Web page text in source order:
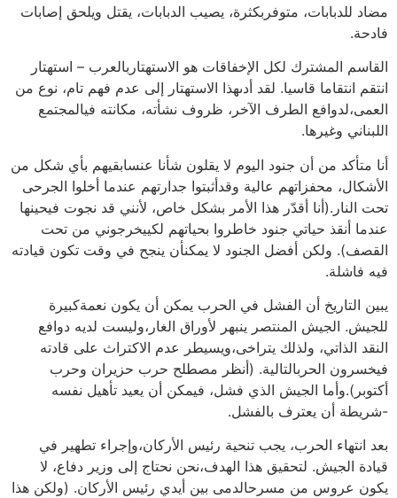
مضاد للدبابات، متوفربكثرة، يصيب الدبابات، يقتل ويلحق إصابات
فادحة.
القاسم المشترك لكل الإخفاقات هو الاستهتاربالعرب – استهتار
انتقم انتقاما قاسيا. لقد أدىهذا الاستهتار إلى عدم فهم تام، نوع من
العمى،لدوافع الطرف الآخر، ظروف نشأته، مكانته فيالمجتمع
اللبناني وغيرها.
أنا متأكد من أن جنود اليوم لا يقلون شأنا عنسابقيهم بأي شكل من
الأشكال، محفزاتهم عالية وقدأثبتوا جدارتهم عندما أخلوا الجرحى
تحت النار.(أنا أقدّر هذا الأمر بشكل خاص، لأنني قد نجوت فيحينها
عندما أنقذ حياتي جنود خاطروا بحياتهم لكييخرجوني من تحت
القصف). ولكن أفضل الجنود لا يمكنأن ينجح في وقت تكون قيادته
فيه فاشلة.
يبين التاريخ أن الفشل في الحرب يمكن أن يكون نعمةكبيرة
للجيش. الجيش المنتصر ينبهر لأوراق الغار،وليست لديه دوافع
النقد الذاتي، ولذلك يتراخى،ويسيطر عدم الاكتراث على قادته
فيخسرون الحربالتالية. (أنظر مصطلح حرب حزيران وحرب
أكتوبر).وأما الجيش الذي فشل، فيمكن أن يعيد تأهيل نفسه
-شريطة أن يعترف بالفشل.
بعد انتهاء الحرب، يجب تنحية رئيس الأركان،وإجراء تطهير في
قيادة الجيش. لتحقيق هذا الهدف،نحن نحتاج إلى وزير دفاع، لا
يكون عروس من مسرحالدمى بين أيدي رئيس الأركان. (ولكن هذا